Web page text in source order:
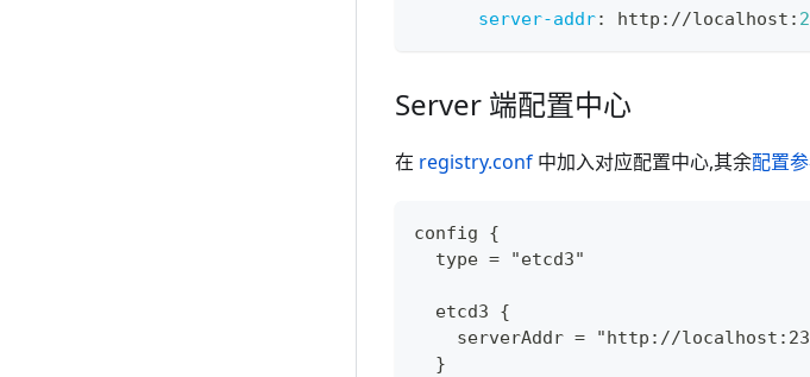
server-addr: http : //localhost :
Server 端配置中心
在 registry.conf 中加入对应配置中心,其余配置
config {
  type = "etcd3"
  etcd3 {
serverAddr = "http://
  }